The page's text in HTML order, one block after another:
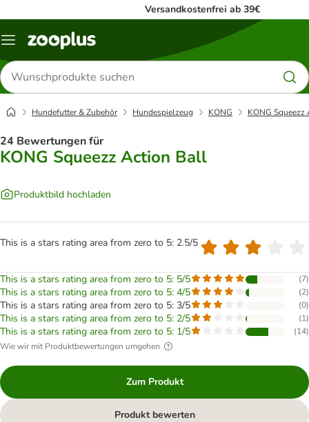
Versandkostenfrei ab 39€
Menü
Produkte
suchen
Hundefutter & Zubehör Hundespielzeug KONG KONG
24 Bewertungen für
KONG Squeezz Action Ball
Produktbild hochladen
This is a stars rating area from zero to 5: 2.5/5
This is a stars rating area from zero to 5: 5/5 (7)
This is a stars rating area from zero to 5: 4/5 (2)
This is a stars rating area from zero to 5: 3/5 (0)
This is a stars rating area from zero to 5: 2/5 (1)
This is a stars rating area from zero to 5: 1/5 (14)
Wie wir mit Produktbewertungen umgehen
Zum Produkt
Produkt bewerten